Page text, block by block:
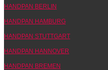
HANDPAN BERLIN
HANDPAN HAMBURG
HANDPAN STUTTGART
HANDPAN HANNOVER
HANDPAN BREMEN